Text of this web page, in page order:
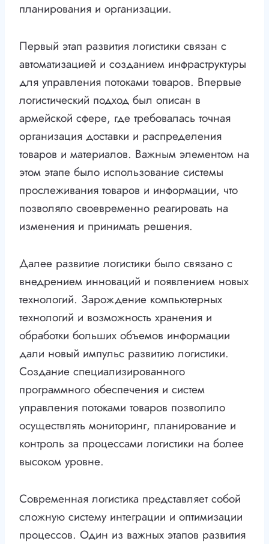
планирования и организации.
Первый этап развития логистики связан с
автоматизацией и созданием инфраструктуры
для управления потоками товаров. Впервые
логистический подход был описан в
армейской сфере, где требовалась точная
организация доставки и распределения
товаров и материалов. Важным элементом на
этом этапе было использование системы
прослеживания товаров и информации, что
позволяло своевременно реагировать на
изменения и принимать решения.
Далее развитие логистики было связано с
внедрением инноваций и появлением новых
технологий. Зарождение компьютерных
технологий и возможность хранения и
обработки больших объемов информации
дали новый импульс развитию логистики.
Создание специализированного
программного обеспечения и систем
управления потоками товаров позволило
осуществлять мониторинг, планирование и
контроль за процессами логистики на более
высоком уровне.
Современная логистика представляет собой
сложную систему интеграции и оптимизации
процессов. Один из важных этапов развития